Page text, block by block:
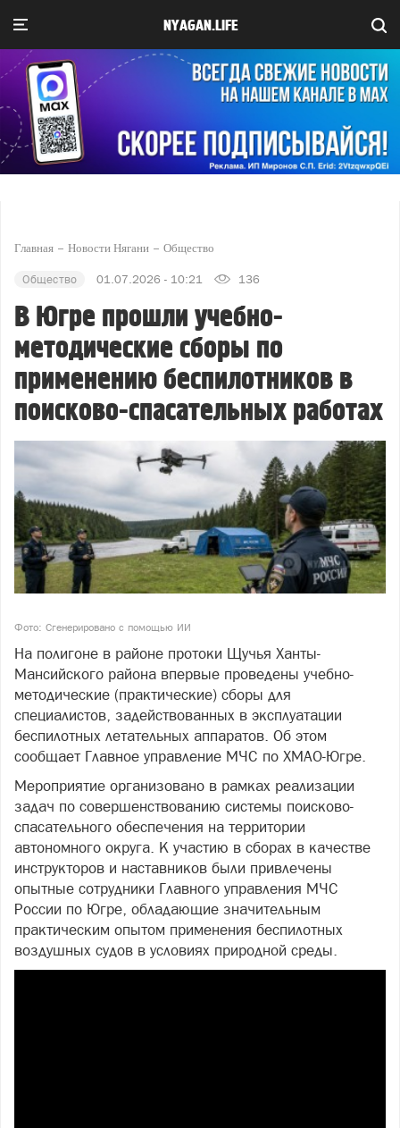
NYAGAN.LIFE
Главная Новости Нягани Общество
Общество 01.07.2026 - 10:21 136
В Югре прошли учебно-
методические сборы по
применению беспилотников в
поисково-спасательных работах
Фото: Сгенерировано с помощью ИИ
На полигоне в районе протоки Щучья Ханты-
Мансийского района впервые проведены учебно-
методические (практические) сборы для
специалистов, задействованных в эксплуатации
беспилотных летательных аппаратов. Об этом
сообщает Главное управление МЧС по ХМАО-Югре.
Мероприятие организовано в рамках реализации
задач по совершенствованию системы поисково-
спасательного обеспечения на территории
автономного округа. К участию в сборах в качестве
инструкторов и наставников были привлечены
опытные сотрудники Главного управления МЧС
России по Югре, обладающие значительным
практическим опытом применения беспилотных
воздушных судов в условиях природной среды.